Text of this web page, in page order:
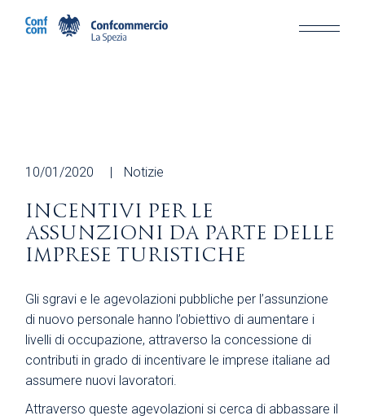
10/01/2020 Notizie
INCENTIVI PER LE
ASSUNZIONI DA PARTE DELLE
IMPRESE TURISTICHE
Gli sgravi e le agevolazioni pubbliche per l’assunzione
di nuovo personale hanno l’obiettivo di aumentare i
livelli di occupazione, attraverso la concessione di
contributi in grado di incentivare le imprese italiane ad
assumere nuovi lavoratori.
Attraverso queste agevolazioni si cerca di abbassare il